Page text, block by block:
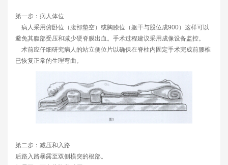
第一步：病人体位
病人采用俯卧位（腹部垫空）或胸膝位（躯干与股位成900）这样可以
避免其腹部受压和减少硬脊膜出血。手术过程建议采用成像设备监控。
术前应仔细研究病人的站立侧位片以确保在脊柱内固定手术完成前腰椎
已恢复正常的生理弯曲。
第二步：减压和入路
后路入路暴露至双侧横突的根部。